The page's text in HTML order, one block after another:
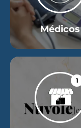
Médicos
1